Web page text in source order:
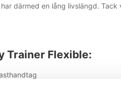
därmed en lång livslängd.
Trainer Flexible: